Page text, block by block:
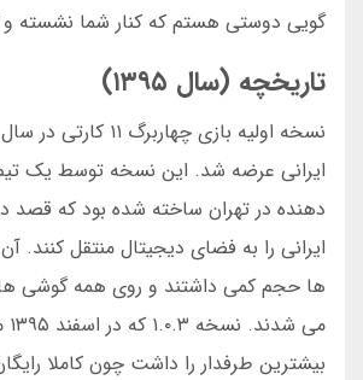
گویی دوستی هستم که کنار شما نشسته
تاریخچه (سال ۱۳۹۵)
ایرانی عرضه شد. این نسخه توسط یک
دهنده در تهران ساخته شده بود که قصد
ایرانی را به فضای دیجیتال منتقل کنند.
ها حجم کمی داشتند و روی همه گوشی
بیشترین طرفدار را داشت چون کاملا